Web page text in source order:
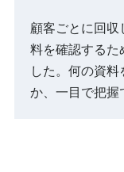
顧客ごとに回収
料を確認するた
した。何の資
か、一目で把握